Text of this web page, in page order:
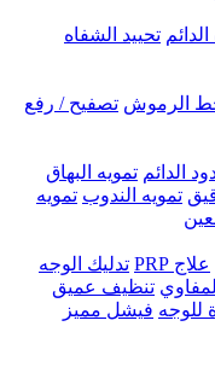
تحييد الشفاه
الرموش تصفيح / رفع
الدائم تمويه البهاق
تمويه الندوب تمويه
علاج PRP
تدليك الوجه
تنظيف عميق
للوجه فيشل مميز